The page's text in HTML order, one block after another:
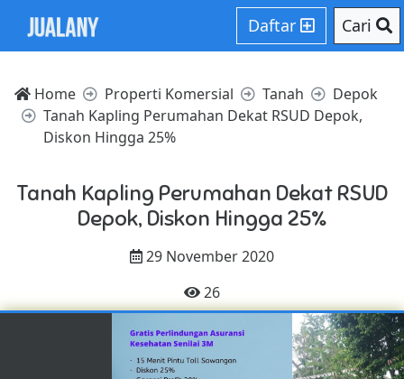
Daftar Cari
Home Properti Komersial Tanah
Depok
Tanah Kapling Perumahan Dekat RSUD Depok,
Diskon Hingga 25%
Tanah Kapling Perumahan Dekat RSUD
Depok, Diskon Hingga 25%
29 November 2020
26